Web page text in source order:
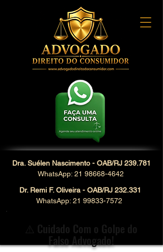
Dra. Suélen Nascimento - OAB/RJ 239.781
WhatsApp: 21 98668-4642
Dr. Remi F. Oliveira - OAB/RJ 232.331
WhatsApp: 21 99833-7572
⚠️ Cuidado Com o Golpe do
Falso Advogado!